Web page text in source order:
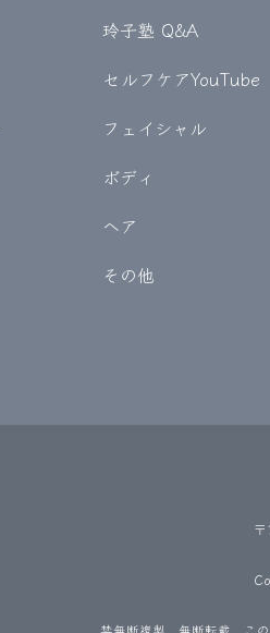
玲子塾 Q&A
セルフケアYouTube
フェイシャル
ボディ
ヘア
その他